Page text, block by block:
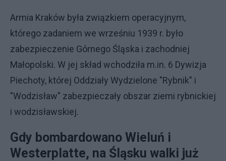
Armia Kraków była związkiem operacyjnym,
którego zadaniem we wrześniu 1939 r. było
zabezpieczenie Górnego Śląska i zachodniej
Małopolski. W jej skład wchodziła m.in. 6 Dywizja
Piechoty, której Oddziały Wydzielone "Rybnik" i
"Wodzisław" zabezpieczały obszar ziemi rybnickiej
i wodzisławskiej.
Gdy bombardowano Wieluń i
Westerplatte, na Śląsku walki już